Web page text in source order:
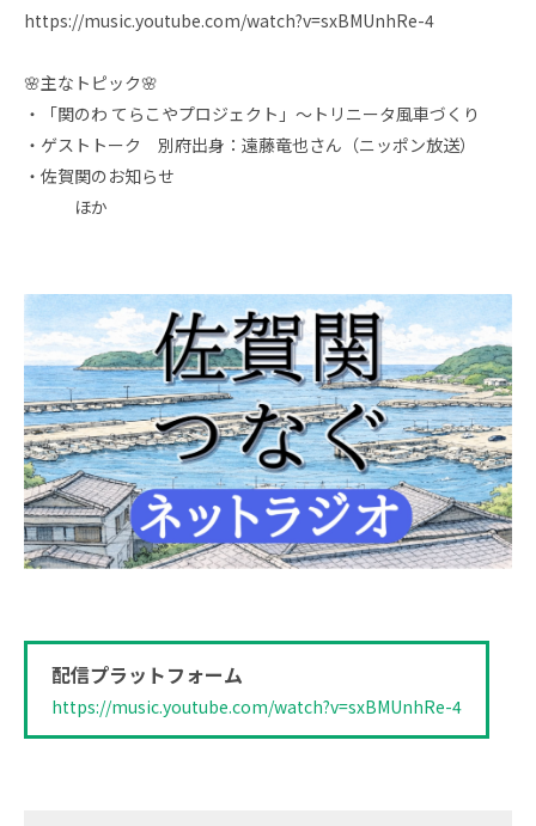
https://music.youtube.com/watch?v=sxBMUnhRe-4
🌸主なトピック🌸
・「関のわ てらこやプロジェクト」～トリニータ風車づくり
・ゲストトーク 別府出身：遠藤竜也さん（ニッポン放送）
・佐賀関のお知らせ
ほか
配信プラットフォーム
https://music.youtube.com/watch?v=sxBMUnhRe-4